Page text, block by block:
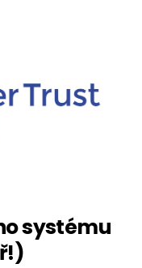
systému